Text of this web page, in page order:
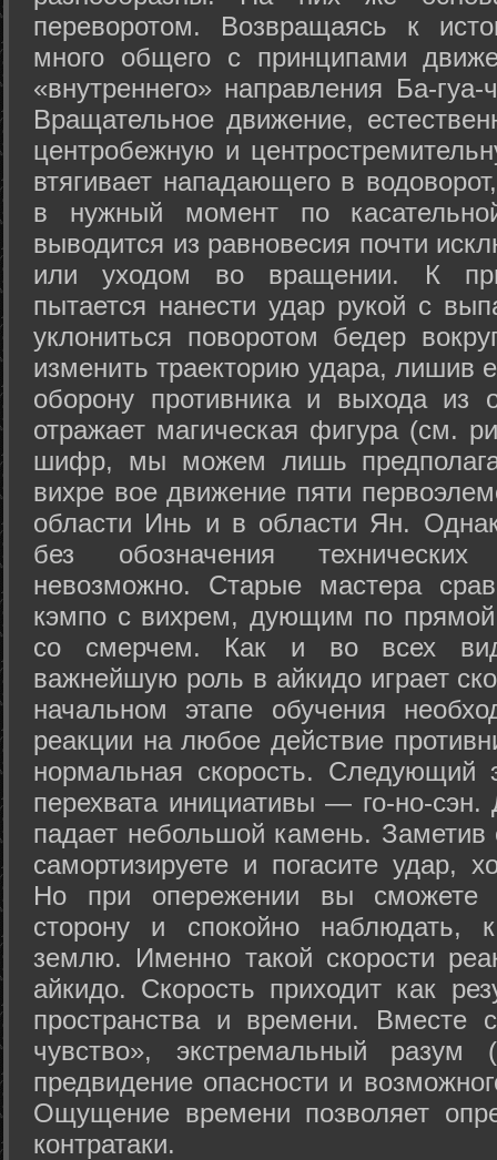
переворотом. Возвращаясь к
много общего с принципами
«внутреннего» направления Ба-
Вращательное движение,
центробежную и
втягивает нападающего в
в нужный момент по
выводится из равновесия почти
или уходом во вращении. К
пытается нанести удар рукой с
уклониться поворотом бедер
изменить траекторию удара, лишив
оборону противника и выхода из
отражает магическая фигура (см.
шифр, мы можем лишь
вихре вое движение пяти
области Инь и в области Ян.
без обозначения
невозможно. Старые мастера
кэмпо с вихрем, дующим по
со смерчем. Как и во всех
важнейшую роль в айкидо играет
начальном этапе обучения
реакции на любое действие
нормальная скорость.
перехвата инициативы — го-но-
падает небольшой камень.
самортизируете и погасите удар,
Но при опережении вы сможете
сторону и спокойно наблюдать,
землю. Именно такой скорости
айкидо. Скорость приходит как
пространства и времени. Вместе
чувство», экстремальный разум
предвидение опасности и
Ощущение времени позволяет
контратаки.